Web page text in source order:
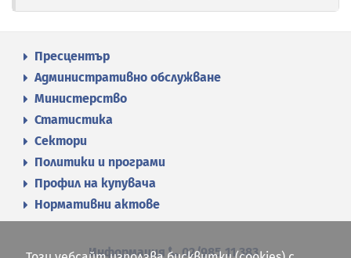
Пресцентър
Административно обслужване
Министерство
Статистика
Сектори
Политики и програми
Профил на купувача
Нормативни актове
Информация 02/985 11 383